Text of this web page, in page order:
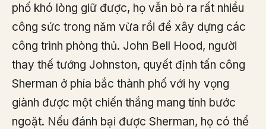
phố khó lòng giữ được, họ vẫn bỏ ra rất nhiều
công sức trong năm vừa rồi để xây dựng các
công trình phòng thủ. John Bell Hood, người
thay thế tướng Johnston, quyết định tấn công
Sherman ở phía bắc thành phố với hy vọng
giành được một chiến thắng mang tính bước
ngoặt. Nếu đánh bại được Sherman, họ có thể